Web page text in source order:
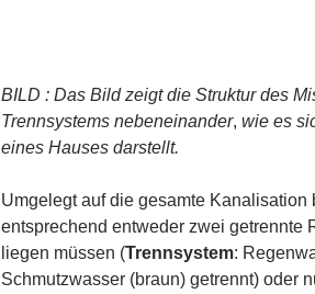
BILD : Das Bild zeigt die Struktur des
Trennsystems nebeneinander, wie es
eines Hauses darstellt.
Umgelegt auf die gesamte Kanalisation
entsprechend entweder zwei getrennte
liegen müssen (Trennsystem:
Schmutzwasser (braun) getrennt) oder